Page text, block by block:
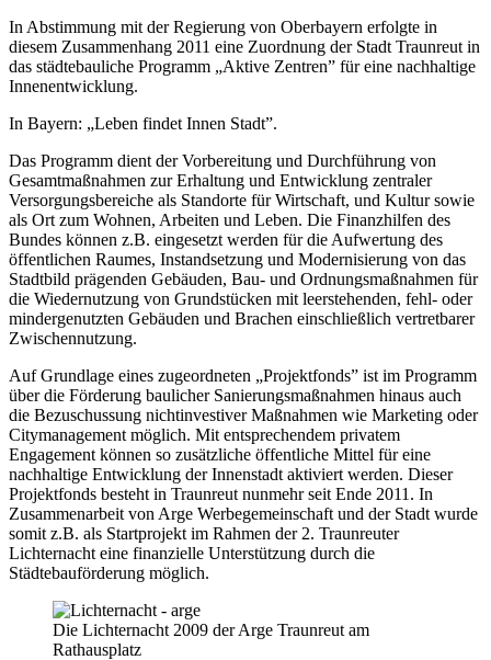
In Abstimmung mit der Regierung von Oberbayern erfolgte in
diesem Zusammenhang 2011 eine Zuordnung der Stadt Traunreut in
das städtebauliche Programm „Aktive Zentren” für eine nachhaltige
Innenentwicklung.
In Bayern: „Leben findet Innen Stadt”.
Das Programm dient der Vorbereitung und Durchführung von
Gesamtmaßnahmen zur Erhaltung und Entwicklung zentraler
Versorgungsbereiche als Standorte für Wirtschaft, und Kultur sowie
als Ort zum Wohnen, Arbeiten und Leben. Die Finanzhilfen des
Bundes können z.B. eingesetzt werden für die Aufwertung des
öffentlichen Raumes, Instandsetzung und Modernisierung von das
Stadtbild prägenden Gebäuden, Bau- und Ordnungsmaßnahmen für
die Wiedernutzung von Grundstücken mit leerstehenden, fehl- oder
mindergenutzten Gebäuden und Brachen einschließlich vertretbarer
Zwischennutzung.
Auf Grundlage eines zugeordneten „Projektfonds” ist im Programm
über die Förderung baulicher Sanierungsmaßnahmen hinaus auch
die Bezuschussung nichtinvestiver Maßnahmen wie Marketing oder
Citymanagement möglich. Mit entsprechendem privatem
Engagement können so zusätzliche öffentliche Mittel für eine
nachhaltige Entwicklung der Innenstadt aktiviert werden. Dieser
Projektfonds besteht in Traunreut nunmehr seit Ende 2011. In
Zusammenarbeit von Arge Werbegemeinschaft und der Stadt wurde
somit z.B. als Startprojekt im Rahmen der 2. Traunreuter
Lichternacht eine finanzielle Unterstützung durch die
Städtebauförderung möglich.
Die Lichternacht 2009 der Arge Traunreut am
Rathausplatz